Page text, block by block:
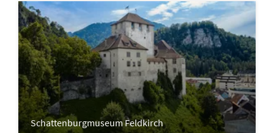
Schattenburgmuseum Feldkirch